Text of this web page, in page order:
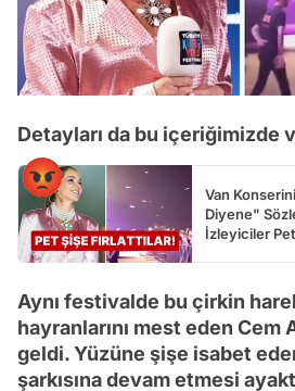
Detayları da bu içeriğimizde
Van
Diyene"
İzleyiciler Pet
Aynı festivalde bu çirkin
hayranlarını mest eden Cem
geldi. Yüzüne şişe isabet
şarkısına devam etmesi